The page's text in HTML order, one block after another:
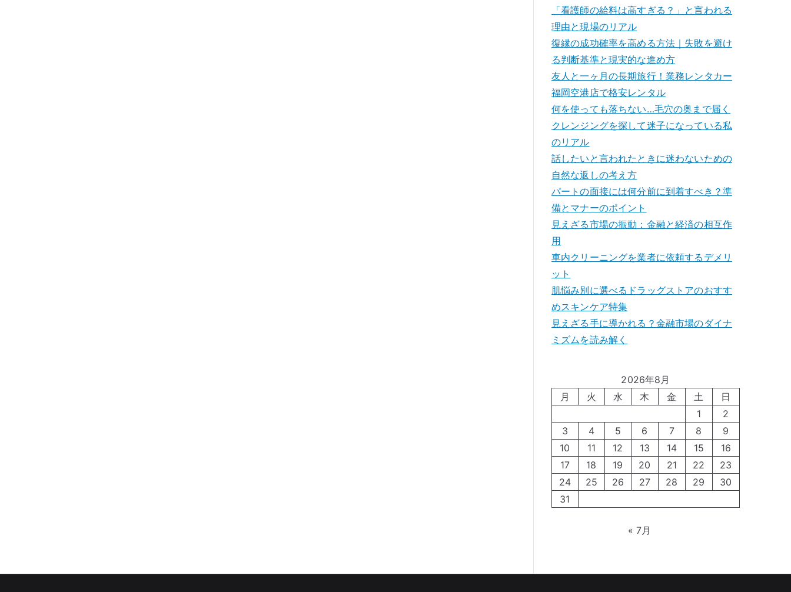
「看護師の給料は高すぎる？」と言われる
理由と現場のリアル
復縁の成功確率を高める方法｜失敗を避け
る判断基準と現実的な進め方
友人と一ヶ月の長期旅行！業務レンタカー
福岡空港店で格安レンタル
何を使っても落ちない…毛穴の奥まで届く
クレンジングを探して迷子になっている私
のリアル
話したいと言われたときに迷わないための
自然な返しの考え方
パートの面接には何分前に到着すべき？準
備とマナーのポイント
見えざる市場の振動：金融と経済の相互作
用
車内クリーニングを業者に依頼するデメリ
ット
肌悩み別に選べるドラッグストアのおすす
めスキンケア特集
見えざる手に導かれる？金融市場のダイナ
ミズムを読み解く
2026年8月
月
火 水 木 金 土
日
1
2
3
4 5 6 7 8
9
10
11 12 13 14 15
16
17
18 19 20 21 22
23
24
25 26 27 28 29
30
31
« 7月